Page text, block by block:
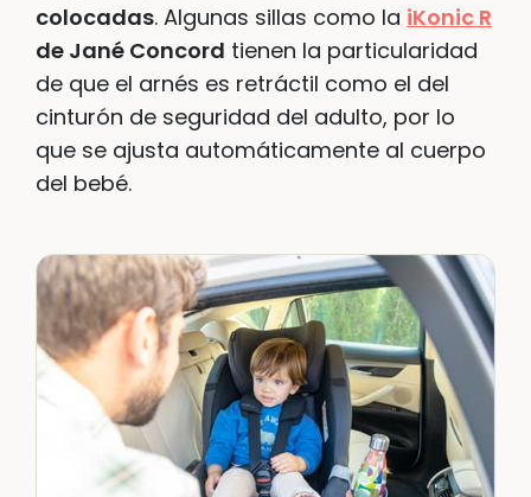
colocadas. Algunas sillas como la iKonic R
de Jané Concord tienen la particularidad
de que el arnés es retráctil como el del
cinturón de seguridad del adulto, por lo
que se ajusta automáticamente al cuerpo
del bebé.